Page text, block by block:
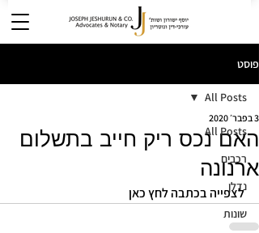
פוסט
All Posts
רכבים
נדלן
שונות
All Posts
האם נכס ריק חייב בתשלום
ארנונה
3 בפבר׳ 2020
לצפייה בכתבה לחץ כאן